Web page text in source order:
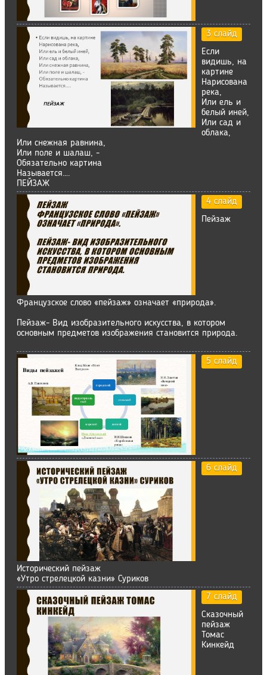
3 слайд
Если
видишь, на
картине
Нарисована
река,
Или ель и
белый иней,
Или сад и
облака,
Или снежная равнина,
Или поле и шалаш, -
Обязательно картина
Называется….
ПЕЙЗАЖ
4 слайд
Пейзаж
Французское слово «пейзаж» означает «природа».
Пейзаж- Вид изобразительного искусства, в котором
основным предметов изображения становится природа.
5 слайд
6 слайд
Исторический пейзаж
«Утро стрелецкой казни» Суриков
7 слайд
Сказочный
пейзаж
Томас
Кинкейд